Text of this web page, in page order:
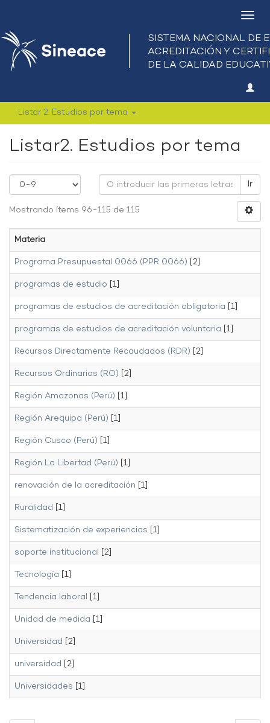
Listar 2. Estudios por tema
Listar2. Estudios por tema
Ir
Mostrando ítems 96-115 de 115
Materia
Programa Presupuestal 0066 (PPR 0066) [2]
programas de estudio [1]
programas de estudios de acreditación obligatoria [1]
programas de estudios de acreditación voluntaria [1]
Recursos Directamente Recaudados (RDR) [2]
Recursos Ordinarios (RO) [2]
Región Amazonas (Perú) [1]
Región Arequipa (Perú) [1]
Región Cusco (Perú) [1]
Región La Libertad (Perú) [1]
renovación de la acreditación [1]
Ruralidad [1]
Sistematización de experiencias [1]
soporte institucional [2]
Tecnología [1]
Tendencia laboral [1]
Unidad de medida [1]
Universidad [2]
universidad [2]
Universidades [1]